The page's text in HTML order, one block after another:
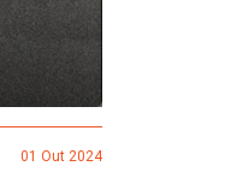
01 Out 2024